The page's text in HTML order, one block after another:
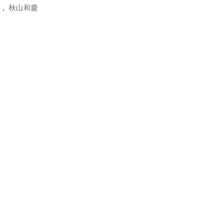
秋山和慶